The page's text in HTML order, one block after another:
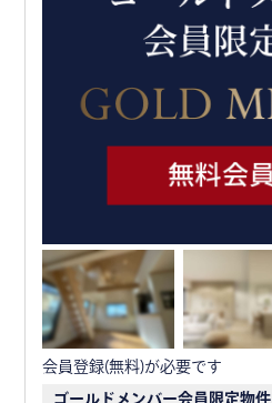
会員登録(無料)が必要です
ゴールドメンバー会員限定物件